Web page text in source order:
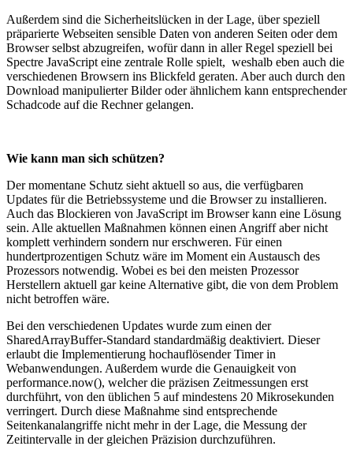
Außerdem sind die Sicherheitslücken in der Lage, über speziell
präparierte Webseiten sensible Daten von anderen Seiten oder dem
Browser selbst abzugreifen, wofür dann in aller Regel speziell bei
Spectre JavaScript eine zentrale Rolle spielt, weshalb eben auch die
verschiedenen Browsern ins Blickfeld geraten. Aber auch durch den
Download manipulierter Bilder oder ähnlichem kann entsprechender
Schadcode auf die Rechner gelangen.
Wie kann man sich schützen?
Der momentane Schutz sieht aktuell so aus, die verfügbaren
Updates für die Betriebssysteme und die Browser zu installieren.
Auch das Blockieren von JavaScript im Browser kann eine Lösung
sein. Alle aktuellen Maßnahmen können einen Angriff aber nicht
komplett verhindern sondern nur erschweren. Für einen
hundertprozentigen Schutz wäre im Moment ein Austausch des
Prozessors notwendig. Wobei es bei den meisten Prozessor
Herstellern aktuell gar keine Alternative gibt, die von dem Problem
nicht betroffen wäre.
Bei den verschiedenen Updates wurde zum einen der
SharedArrayBuffer-Standard standardmäßig deaktiviert. Dieser
erlaubt die Implementierung hochauflösender Timer in
Webanwendungen. Außerdem wurde die Genauigkeit von
performance.now(), welcher die präzisen Zeitmessungen erst
durchführt, von den üblichen 5 auf mindestens 20 Mikrosekunden
verringert. Durch diese Maßnahme sind entsprechende
Seitenkanalangriffe nicht mehr in der Lage, die Messung der
Zeitintervalle in der gleichen Präzision durchzuführen.